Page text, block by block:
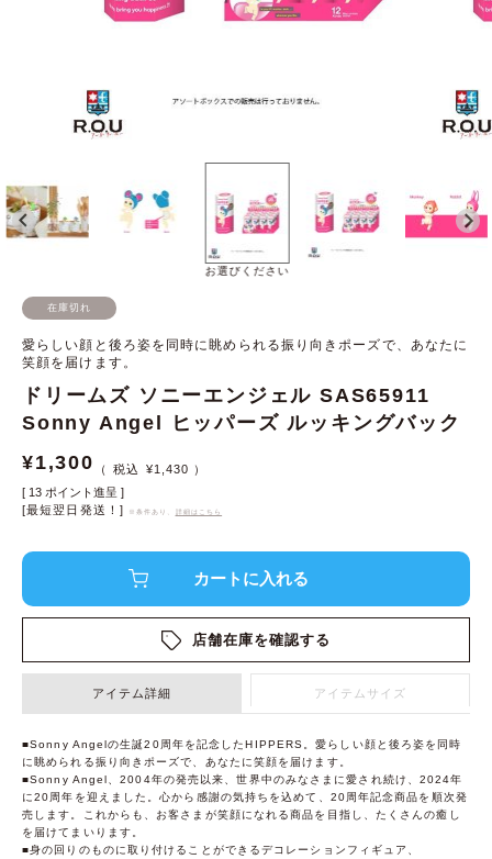
お選びください
在庫切れ
愛らしい顔と後ろ姿を同時に眺められる振り向きポーズで、あなたに
笑顔を届けます。
ドリームズ ソニーエンジェル SAS65911
Sonny Angel ヒッパーズ ルッキングバック
¥1,300 ¥1,430
[ 13 ポイント進呈 ]
[最短翌日発送！]
※条件あり、 詳細はこちら
店舗在庫を確認する
アイテム詳細 アイテムサイズ
■Sonny Angelの生誕20周年を記念したHIPPERS。愛らしい顔と後ろ姿を同時
に眺められる振り向きポーズで、あなたに笑顔を届けます。
■Sonny Angel、2004年の発売以来、世界中のみなさまに愛され続け、2024年
に20周年を迎えました。心から感謝の気持ちを込めて、20周年記念商品を順次発
売します。これからも、お客さまが笑顔になれる商品を目指し、たくさんの癒し
を届けてまいります。
■身の回りのものに取り付けることができるデコレーションフィギュア、